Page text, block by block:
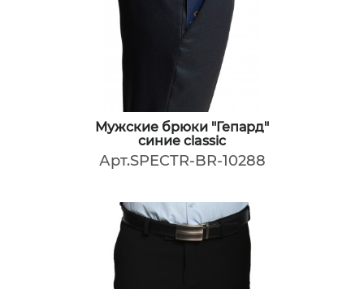
Мужские брюки "Гепард"
синие classic
Арт.SPECTR-BR-10288